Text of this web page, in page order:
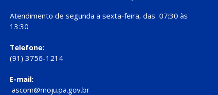
Atendimento de segunda a sexta-feira, das 07:30 às
13:30
Telefone:
(91) 3756-1214
E-mail:
ascom@moju.pa.gov.br